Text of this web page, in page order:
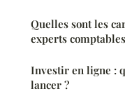
Quelles sont les
experts
Investir en ligne :
lancer ?